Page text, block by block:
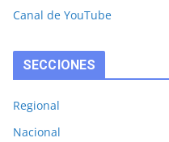
Canal de YouTube
SECCIONES
Regional
Nacional